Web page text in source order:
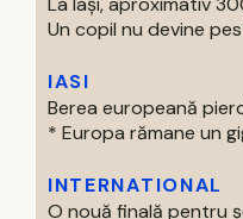
Un copil nu devine
IASI
Berea europeană
* Europa rămane un
INTERNATIONAL
O nouă finală pentru